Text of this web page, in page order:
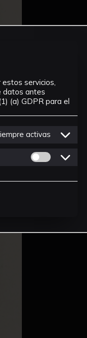
servicios,
datos antes
(a) GDPR para el
activas
Permitir